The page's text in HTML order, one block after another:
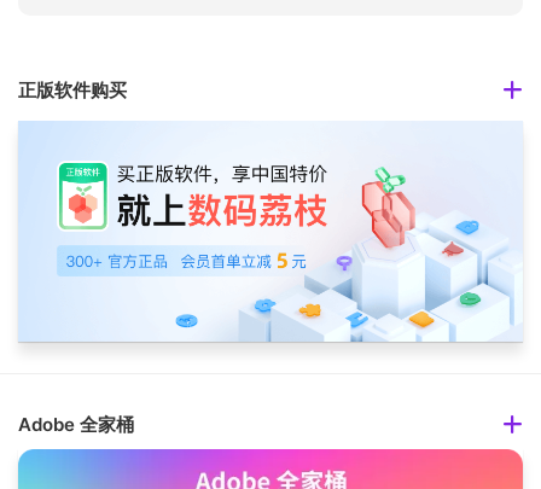
正版软件购买
Adobe 全家桶